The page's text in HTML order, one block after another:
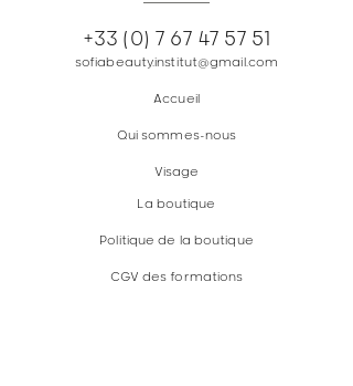
+33 (0) 7 67 47 57 51
sofiabeauty.institut@gmail.com
Accueil
Qui sommes-nous
Visage
Formations
La boutique
Politique de la boutique
CGV des formations